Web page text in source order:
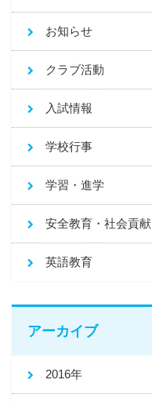
お知らせ
クラブ活動
入試情報
学校行事
学習・進学
安全教育・社会貢献
英語教育
アーカイブ
2016年